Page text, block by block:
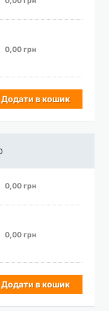
0,00 грн
Додати в кошик
0,00 грн
0,00 грн
Додати в кошик